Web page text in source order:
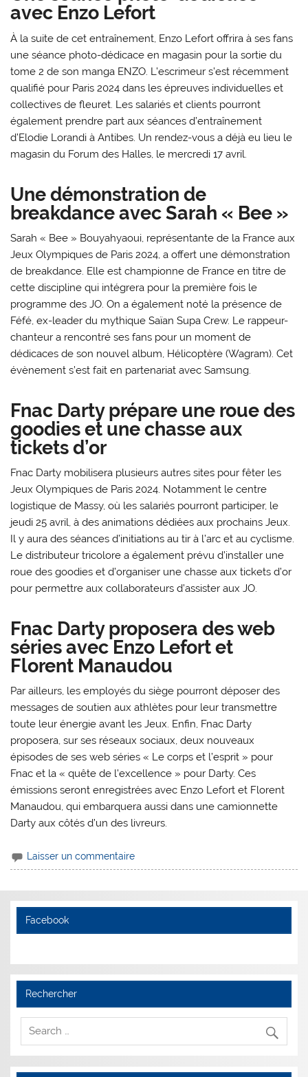
avec Enzo Lefort
À la suite de cet entraînement, Enzo Lefort offrira à ses fans
une séance photo-dédicace en magasin pour la sortie du
tome 2 de son manga ENZO. L’escrimeur s’est récemment
qualifié pour Paris 2024 dans les épreuves individuelles et
collectives de fleuret. Les salariés et clients pourront
également prendre part aux séances d’entraînement
d’Elodie Lorandi à Antibes. Un rendez-vous a déjà eu lieu le
magasin du Forum des Halles, le mercredi 17 avril.
Une démonstration de
breakdance avec Sarah « Bee »
Sarah « Bee » Bouyahyaoui, représentante de la France aux
Jeux Olympiques de Paris 2024, a offert une démonstration
de breakdance. Elle est championne de France en titre de
cette discipline qui intégrera pour la première fois le
programme des JO. On a également noté la présence de
Féfé, ex-leader du mythique Saïan Supa Crew. Le rappeur-
chanteur a rencontré ses fans pour un moment de
dédicaces de son nouvel album, Hélicoptère (Wagram). Cet
évènement s’est fait en partenariat avec Samsung.
Fnac Darty prépare une roue des
goodies et une chasse aux
tickets d’or
Fnac Darty mobilisera plusieurs autres sites pour fêter les
Jeux Olympiques de Paris 2024. Notamment le centre
logistique de Massy, où les salariés pourront participer, le
jeudi 25 avril, à des animations dédiées aux prochains Jeux.
Il y aura des séances d’initiations au tir à l’arc et au cyclisme.
Le distributeur tricolore a également prévu d’installer une
roue des goodies et d’organiser une chasse aux tickets d’or
pour permettre aux collaborateurs d’assister aux JO.
Fnac Darty proposera des web
séries avec Enzo Lefort et
Florent Manaudou
Par ailleurs, les employés du siège pourront déposer des
messages de soutien aux athlètes pour leur transmettre
toute leur énergie avant les Jeux. Enfin, Fnac Darty
proposera, sur ses réseaux sociaux, deux nouveaux
épisodes de ses web séries « Le corps et l’esprit » pour
Fnac et la « quête de l’excellence » pour Darty. Ces
émissions seront enregistrées avec Enzo Lefort et Florent
Manaudou, qui embarquera aussi dans une camionnette
Darty aux côtés d’un des livreurs.
Laisser un commentaire
Facebook
Rechercher